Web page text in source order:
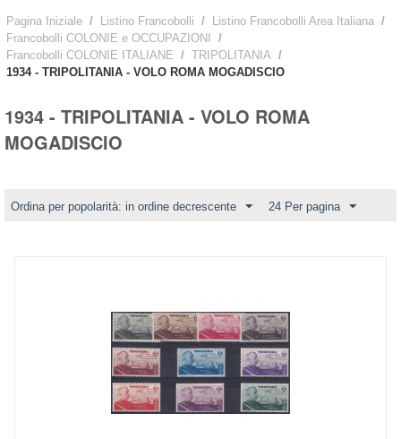
Pagina Iniziale / Listino Francobolli / Listino Francobolli Area Italiana /
Francobolli COLONIE e OCCUPAZIONI
/
Francobolli COLONIE ITALIANE / TRIPOLITANIA /
1934 - TRIPOLITANIA - VOLO ROMA MOGADISCIO
1934 - TRIPOLITANIA - VOLO ROMA
MOGADISCIO
Ordina per popolarità: in ordine decrescente 24 Per pagina